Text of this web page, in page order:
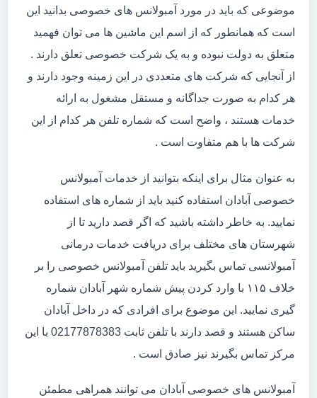
موضوعی که باید در مورد آمبولانس های خصوصی بدانید این
است که همانطور که از اسم این ماشین ها می توان فهمید
متعلق به دولت نبوده و به یک شرکت خصوصی تعلق دارند .
از آنجایی که شرکت های متعددی در این زمینه وجود دارند و
هر کدام به صورت جداگانه و مستقل مشغول به ارائه
خدمات هستند ، واضح است که شماره تلفن هر کدام از این
شرکت ها با هم متفاوت است .
به عنوان مثال برای اینکه بتوانید از خدمات آمبولانس
خصوصی آبادان استفاده کنید باید از شماره های استفاده
نمایید. به خاطر داشته باشید که اگر قصد دارید تا از
شهرستان های مختلف برای دریافت خدمات درمانی
آمبولانسی تماس بگیرید باید تلفن آمبولانس خصوصی را بر
خلاف ۱۱۵ با وارد کردن پیش شماره شهر آبادان شماره
گیری نمایید. این موضوع برای افرادی که در داخل آبادان
ساکن هستند و قصد دارند با تلفن ثابت 02177878383 با این
مرکز تماس بگیرند نیز صادق است .
آمبولانس های خصوصی آبادان می توانند همراهی مطمئن